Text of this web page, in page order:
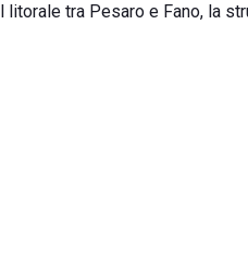
tra Pesaro e Fano, la